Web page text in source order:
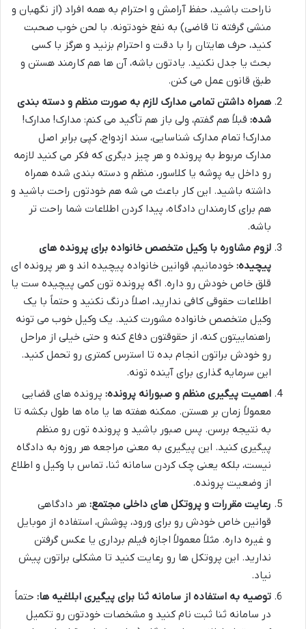
ناراحت باشید، حفظ آرامش و احترام به همه افراد (از نگهبان و
منشی گرفته تا قاضی) به نفع خودتونه. با لحن خوب صحبت
کنید، حرف هایتان را با دقت و احترام بزنید و هرگز با کسی
بحث یا جدل نکنید. یادتون باشه، آن ها هم کارمند هستن و
طبق قانون عمل می کنن.
همراه داشتن تمامی مدارک لازم به صورت منظم و دسته بندی
شده: قبلاً هم گفتم، ولی باز هم تأکید می کنم: مدارک! مدارک!
مدارک! تمام مدارک شناسایی، سند ازدواج، کپی برابر اصل
مدارک مربوط به پرونده و هر چیز دیگری که فکر می کنید لازمه
رو داخل یه پوشه یا کلاسور، منظم و دسته بندی شده همراه
داشته باشید. این کار باعث می شه هم خودتون راحت باشید و
هم برای کارمندان دادگاه، پیدا کردن اطلاعات شما راحت تر
باشه.
لزوم مشاوره با وکیل متخصص خانواده برای پرونده های
پیچیده: خودمانیم، قوانین خانواده پیچیده اند و هر پرونده ای
قلق خاص خودش رو داره. اگه پرونده تون کمی پیچیده ست یا
اطلاعات حقوقی کافی ندارید، اصلاً درنگ نکنید و حتماً با یک
وکیل متخصص خانواده مشورت کنید. یک وکیل خوب می تونه
راهنماییتون کنه، از حقوقتون دفاع کنه و حتی خیلی از مراحل
رو خودش براتون انجام بده تا استرس کمتری رو تحمل کنید.
این سرمایه گذاری برای آینده تونه.
اهمیت پیگیری منظم و صبورانه پرونده: پرونده های قضایی
معمولاً زمان بر هستن. ممکنه هفته ها یا ماه ها طول بکشه تا
به نتیجه برسن. پس صبور باشید و پرونده تون رو منظم
پیگیری کنید. این پیگیری به معنی مراجعه هر روزه به دادگاه
نیست، بلکه یعنی چک کردن سامانه ثنا، تماس با وکیل و اطلاع
از وضعیت پرونده.
رعایت مقررات و پروتکل های داخلی مجتمع: هر دادگاهی
قوانین خاص خودش رو برای ورود، پوشش، استفاده از موبایل
و غیره داره. مثلاً معمولاً اجازه فیلم برداری یا عکس گرفتن
ندارید. این پروتکل ها رو رعایت کنید تا مشکلی براتون پیش
نیاد.
توصیه به استفاده از سامانه ثنا برای پیگیری ابلاغیه ها: حتماً
در سامانه ثنا ثبت نام کنید و مشخصات خودتون رو تکمیل